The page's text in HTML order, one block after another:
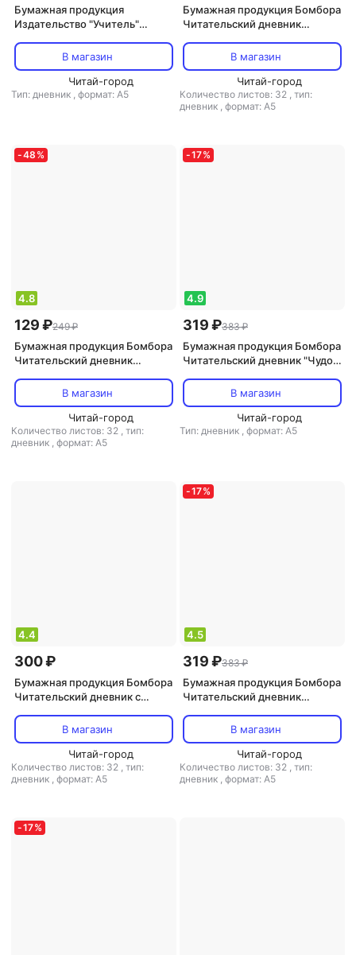
Бумажная продукция
Издательство "Учитель"
классы. ФГОСВ магазин
Читай-город
Тип: дневник , формат: А5
Бумажная продукция Бомбора
Читательский дневник
суперсила", 32 листа
В магазин
Читай-город
Количество листов: 32 , тип:
дневник , формат: А5
-48 %
4.8
129 ₽249 ₽
Бумажная продукция Бомбора
Читательский дневник
меня в сказочный мир", 32
листа
В магазин
Читай-город
Количество листов: 32 , тип:
дневник , формат: А5
-17%
4.9
319 ₽383 ₽
Бумажная продукция Бомбора
Читательский дневник "Чудо-
В магазин
Читай-город
Тип: дневник , формат: А5
4.4
300 ₽
Бумажная продукция Бомбора
Читательский дневник с
В магазин
Читай-город
Количество листов: 32 , тип:
дневник , формат: А5
-17%
4.5
319 ₽383 ₽
Бумажная продукция Бомбора
Читательский дневник
проведенное с книгой, всегда
приключение", 32 л…
В магазин
Читай-город
Количество листов: 32 , тип:
дневник , формат: А5
-17%